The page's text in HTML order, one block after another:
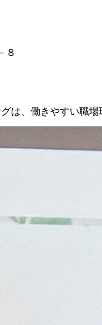
８
は、働きやすい職